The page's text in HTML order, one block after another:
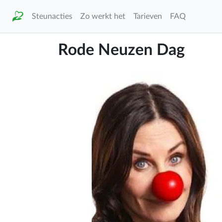
Steunacties Zo werkt het Tarieven FAQ
Rode Neuzen Dag